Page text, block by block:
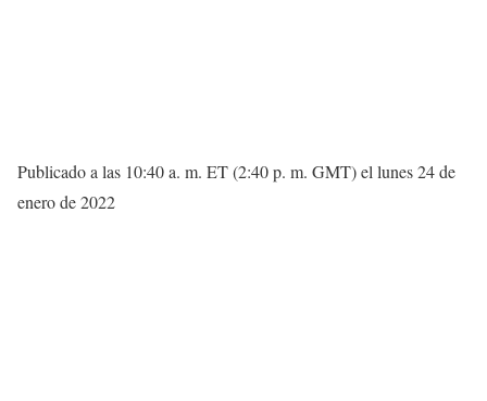
Publicado a las 10:40 a. m. ET (2:40 p. m. GMT) el lunes 24 de
enero de 2022